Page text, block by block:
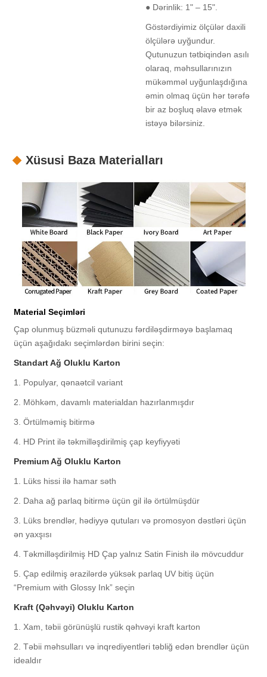
● Dərinlik: 1" – 15".
Göstərdiyimiz ölçülər daxili
ölçülərə uyğundur.
Qutunuzun tətbiqindən asılı
olaraq, məhsullarınızın
mükəmməl uyğunlaşdığına
əmin olmaq üçün hər tərəfə
bir az boşluq əlavə etmək
istəyə bilərsiniz.
Xüsusi Baza Materialları
Material Seçimləri
Çap olunmuş büzməli qutunuzu fərdiləşdirməyə başlamaq
üçün aşağıdakı seçimlərdən birini seçin:
Standart Ağ Oluklu Karton
1. Populyar, qənaətcil variant
2. Möhkəm, davamlı materialdan hazırlanmışdır
3. Örtülməmiş bitirmə
4. HD Print ilə təkmilləşdirilmiş çap keyfiyyəti
Premium Ağ Oluklu Karton
1. Lüks hissi ilə hamar səth
2. Daha ağ parlaq bitirmə üçün gil ilə örtülmüşdür
3. Lüks brendlər, hədiyyə qutuları və promosyon dəstləri üçün
ən yaxşısı
4. Təkmilləşdirilmiş HD Çap yalnız Satin Finish ilə mövcuddur
5. Çap edilmiş ərazilərdə yüksək parlaq UV bitiş üçün
“Premium with Glossy Ink” seçin
Kraft (Qəhvəyi) Oluklu Karton
1. Xam, təbii görünüşlü rustik qəhvəyi kraft karton
2. Təbii məhsulları və inqrediyentləri təbliğ edən brendlər üçün
idealdır